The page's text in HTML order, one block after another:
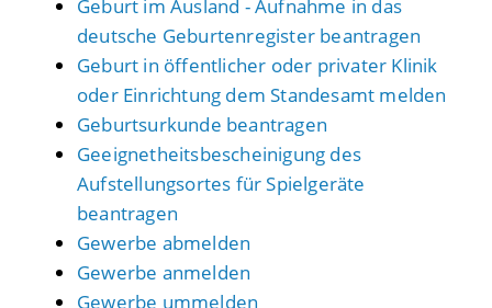
Geburt im Ausland - Aufnahme in das
deutsche Geburtenregister beantragen
Geburt in öffentlicher oder privater Klinik
oder Einrichtung dem Standesamt melden
Geburtsurkunde beantragen
Geeignetheitsbescheinigung des
Aufstellungsortes für Spielgeräte
beantragen
Gewerbe abmelden
Gewerbe anmelden
Gewerbe ummelden